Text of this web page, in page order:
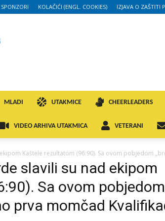
SPONZORI KOLAČIĆI (ENGL. COOKIES) IZJAVA O ZAŠTITI
MLADI UTAKMICE CHEERLEADERS
VIDEO ARHIVA UTAKMICA VETERANI
Kaštele rezultatom (96:90). Sa ovom pobjedom
slavili su nad ekipom
Sa ovom pobjedom
prva momčad